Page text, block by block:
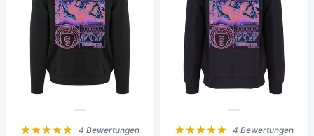
4 Bewertungen 4 Bewertungen